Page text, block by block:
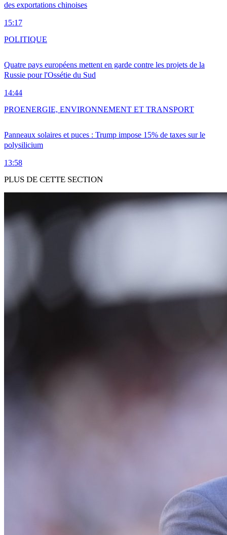
des exportations chinoises
15:17
Quatre pays européens mettent en garde contre les projets de la
Russie pour l'Ossétie du Sud
14:44
POLITIQUE
Panneaux solaires et puces : Trump impose 15% de taxes sur le
polysilicium
13:58
PROENERGIE, ENVIRONNEMENT ET TRANSPORT
PLUS DE CETTE SECTION